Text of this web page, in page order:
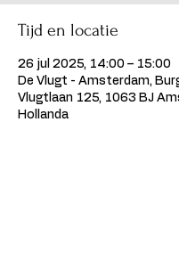
Tijd en locatie
26 jul 2025, 14:00 – 15:00
De Vlugt - Amsterdam,
Vlugtlaan 125, 1063 BJ
Hollanda